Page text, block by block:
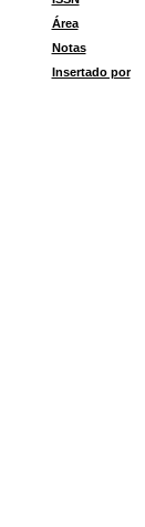
Área
Notas
Insertado por